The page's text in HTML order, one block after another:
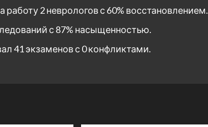
2 неврологов с 60% восстановлением.
с 87% насыщенностью.
41 экзаменов с 0 конфликтами.